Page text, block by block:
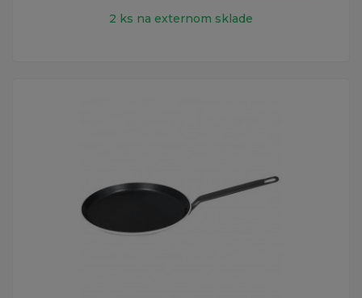
2 ks na externom sklade